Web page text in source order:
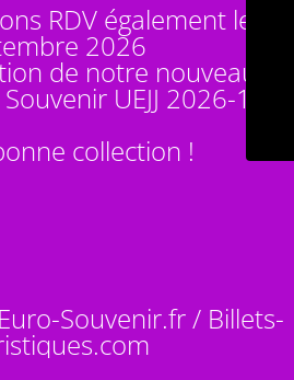
RDV également le 14
2026
de notre nouveauté :
UEJJ 2026-10
collection !
Souvenir.fr / Billets-